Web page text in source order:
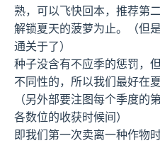
熟，可以飞快回本，推荐第
解锁夏天的菠萝为止。（但
通关于了）
种子没含有不应季的惩罚，
不同性的，所以我们最好在
（另外部要注图每个季度的
各数位的收获时候间）
即我们第一次卖离一种作物